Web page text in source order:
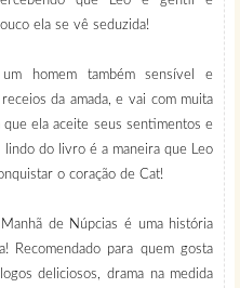
ela se vê seduzida!
homem também sensível e
da amada, e vai com muita
ela aceite seus sentimentos e
do livro é a maneira que Leo
o coração de Cat!
de Núpcias é uma história
Recomendado para quem gosta
deliciosos, drama na medida